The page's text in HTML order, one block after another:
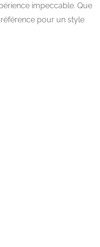
impeccable. Que
pour un style